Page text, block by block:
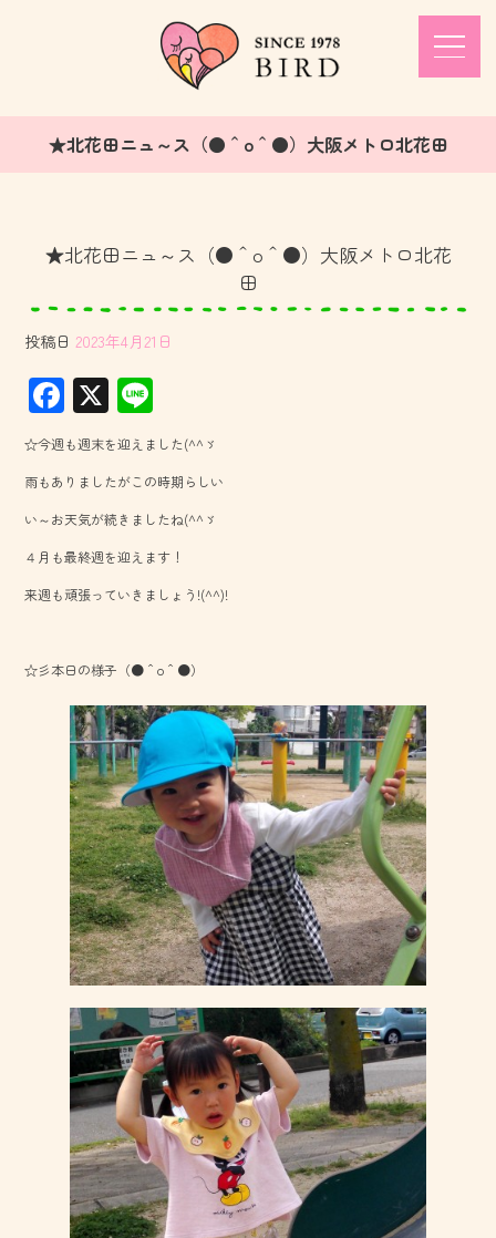
★北花田ニュ～ス（●＾o＾●）大阪メトロ北花田
★北花田ニュ～ス（●＾o＾●）大阪メトロ北花
田
投稿日 2023年4月21日
F
ac
e
b
o
ok
X
ne
☆今週も週末を迎えました(^^ゞ
雨もありましたがこの時期らしい
い～お天気が続きましたね(^^ゞ
４月も最終週を迎えます！
来週も頑張っていきましょう!(^^)!
☆彡本日の様子（●＾o＾●）